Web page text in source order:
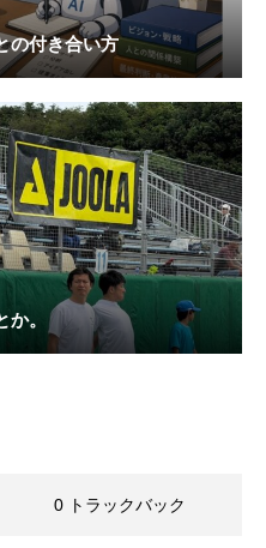
の付き合い方
。
0 トラックバック